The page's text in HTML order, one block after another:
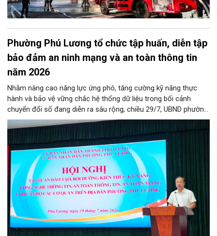
Phường Phú Lương tổ chức tập huấn, diễn tập
bảo đảm an ninh mạng và an toàn thông tin
năm 2026
Nhằm nâng cao năng lực ứng phó, tăng cường kỹ năng thực
hành và bảo vệ vững chắc hệ thống dữ liệu trong bối cảnh
chuyển đổi số đang diễn ra sâu rộng, chiều 29/7, UBND phường
Phú Lương đã tổ chức thành công Hội nghị tập huấn và diễn
tập công tác bảo đảm an ninh mạng, an ninh dữ liệu năm 2026.
Chương trình được thiết kế bài bản, hướng tới đối tượng là toàn
thể đội ngũ cán bộ, công chức, viên chức và người lao động
đang trực tiếp công tác tại các cơ quan, đơn vị, phòng ban
chuyên môn trên địa bàn phường.